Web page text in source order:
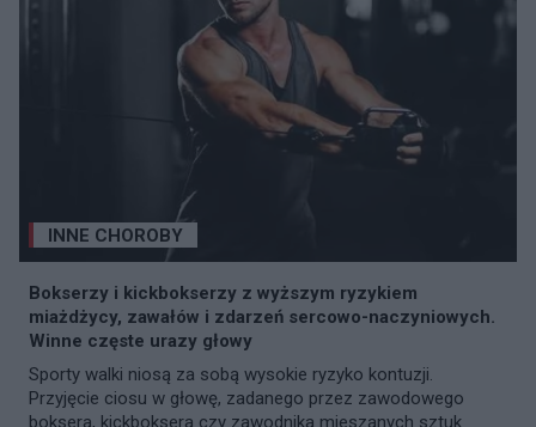
INNE CHOROBY
Bokserzy i kickbokserzy z wyższym ryzykiem
miażdżycy, zawałów i zdarzeń sercowo-naczyniowych.
Winne częste urazy głowy
Sporty walki niosą za sobą wysokie ryzyko kontuzji.
Przyjęcie ciosu w głowę, zadanego przez zawodowego
boksera, kickboksera czy zawodnika mieszanych sztuk